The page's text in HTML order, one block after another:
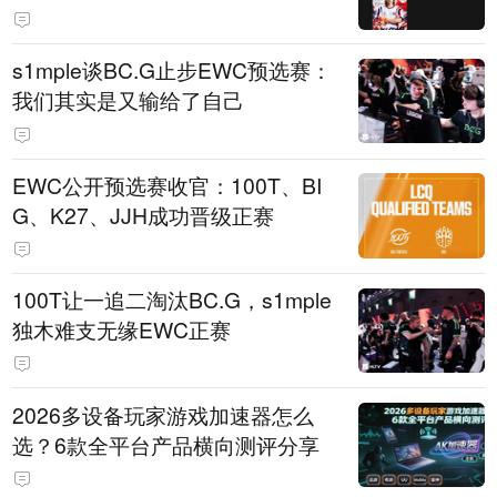
s1mple谈BC.G止步EWC预选赛：
我们其实是又输给了自己
EWC公开预选赛收官：100T、BI
G、K27、JJH成功晋级正赛
100T让一追二淘汰BC.G，s1mple
独木难支无缘EWC正赛
2026多设备玩家游戏加速器怎么
选？6款全平台产品横向测评分享